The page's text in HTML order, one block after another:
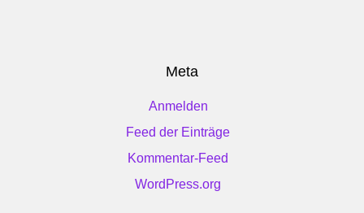
Meta
Anmelden
Feed der Einträge
Kommentar-Feed
WordPress.org